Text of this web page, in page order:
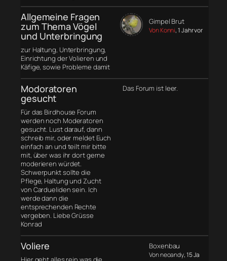
Allgemeine Fragen
zum Thema Vögel
und Unterbringung
zur Haltung, Unterbringung,
Einrichtung der Volieren und
Käfige, sowie Probleme damit
Gimpel Brut
Von Konni, 1 Jahr vor
Modoratoren
gesucht
Für das Birdhouse Forum
werden noch Moderatoren
gesucht. Lust darauf, dann
schreib mir, oder meldet Euch
einfach an und teilt mir bitte
mit, über was ihr dort gerne
moderieren würdet.
Schwerpunkt sollte die
Pflege, Haltung und Zucht
von Cardueliden sein. Ich
werde dann die
entsprechenden Rechte
vergeben. Liebe Grüsse
Konrad
Das Forum ist leer.
Voliere Boxenbau
Von neoandy, 15 Ja